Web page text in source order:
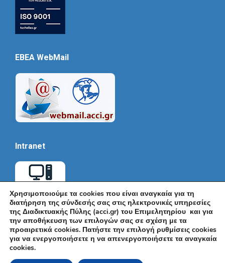
EBEA WebMail
Intranet
© Εμπορικό και Βιομηχανικό Επιμελητήριο Αθηνών 2026 |
Ακαδημίας 7, ΤΚ: 10671, Αθήνα, Τηλ: +30 210 3604815, e-mail:
Χρησιμοποιούμε τα cookies που είναι αναγκαία για τη
διατήρηση της σύνδεσής σας στις ηλεκτρονικές υπηρεσίες
της Διαδικτυακής Πύλης (acci.gr) του Επιμελητηρίου και για
την αποθήκευση των επιλογών σας σε σχέση με τα
προαιρετικά cookies. Πατήστε την επιλογή ρυθμίσεις cookies
για να ενεργοποιήσετε η να απενεργοποιήσετε τα αναγκαία
cookies.